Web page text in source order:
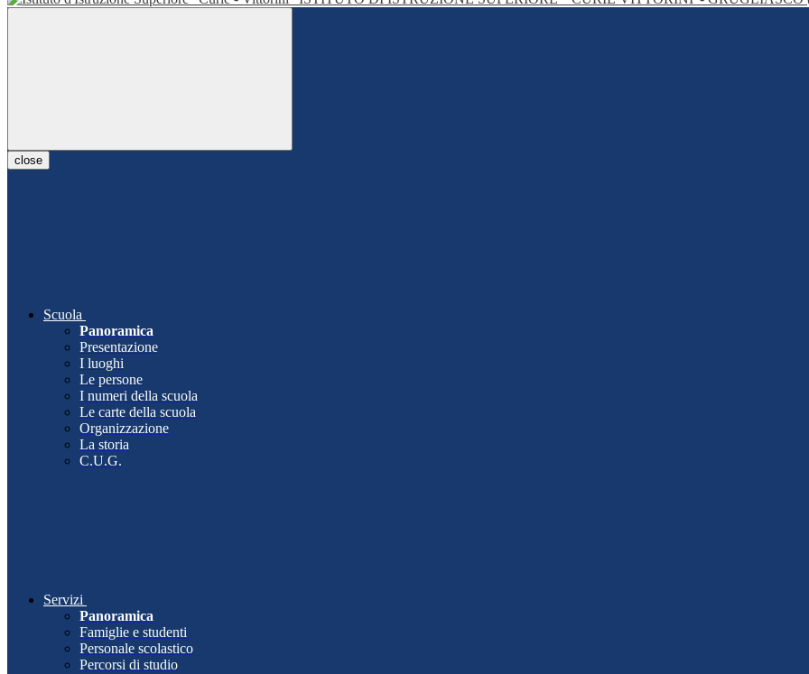
close
Scuola
Panoramica
Presentazione
I luoghi
Le persone
I numeri della scuola
Le carte della scuola
Organizzazione
La storia
C.U.G.
Servizi
Panoramica
Famiglie e studenti
Personale scolastico
Percorsi di studio